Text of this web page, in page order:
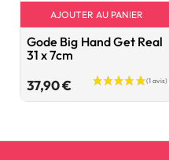
AJOUTER AU PANIER
Gode Big Hand Get Real
31 x 7cm
37,90 €Prix